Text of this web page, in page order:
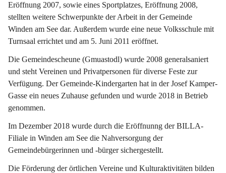
Eröffnung 2007, sowie eines Sportplatzes, Eröffnung 2008,
stellten weitere Schwerpunkte der Arbeit in der Gemeinde
Winden am See dar. Außerdem wurde eine neue Volksschule mit
Turnsaal errichtet und am 5. Juni 2011 eröffnet.
Die Gemeindescheune (Gmuastodl) wurde 2008 generalsaniert
und steht Vereinen und Privatpersonen für diverse Feste zur
Verfügung. Der Gemeinde-Kindergarten hat in der Josef Kamper-
Gasse ein neues Zuhause gefunden und wurde 2018 in Betrieb
genommen.
Im Dezember 2018 wurde durch die Eröffnunng der BILLA-
Filiale in Winden am See die Nahversorgung der
Gemeindebürgerinnen und -bürger sichergestellt.
Die Förderung der örtlichen Vereine und Kulturaktivitäten bilden